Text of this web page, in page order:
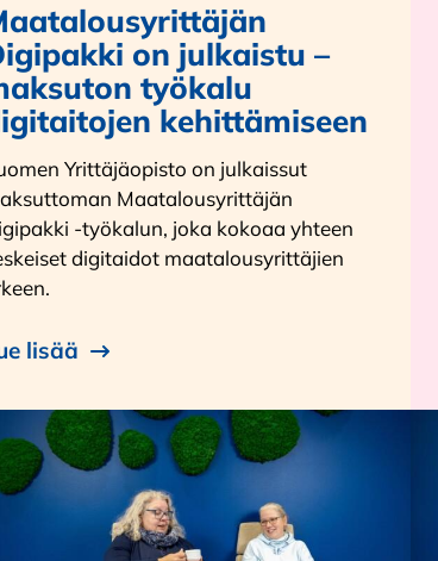
on julkaistu –
työkalu
kehittämiseen
Yrittäjäopisto on julkaissut
Maatalousyrittäjän
-työkalun, joka kokoaa yhteen
digitaidot maatalousyrittäjien
lisää